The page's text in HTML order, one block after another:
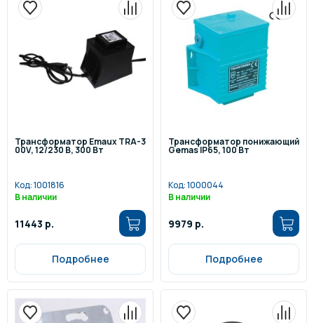
Трансформатор Emaux TRA-3
00V, 12/230 В, 300 Вт
Код:1001816
В наличии
11443 р.
Подробнее
Трансформатор понижающий
Gemas IP65, 100 Вт
Код:1000044
В наличии
9979 р.
Подробнее